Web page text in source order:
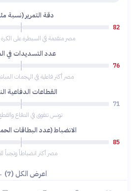
دقة التمرير (نسبة
82
مصر متقدمة في السيطرة على الكرة
عدد التسديدات في
76
مصر أكثر فاعلية في الهجمات
القطاعات الدفاعية
71
تونس تتفوق في الدفاع
الانضباط (عدد البطاقات
85
مصر أكثر انضباطاً وتجنباً
اعرض الكل (7) ←